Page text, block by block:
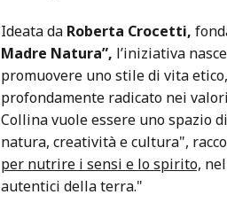
Ideata da Roberta Crocetti,
Madre Natura”, l’iniziativa
promuovere uno stile di vita
profondamente radicato nei
Collina vuole essere uno spazio
natura, creatività e cultura",
per nutrire i sensi e lo spirito,
autentici della terra."